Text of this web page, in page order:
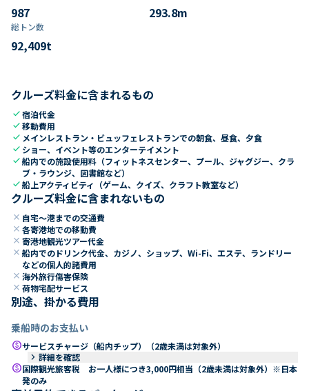
987 293.8m
総トン数​
92,409t
クルーズ料金に含まれるもの
check宿泊代金
check移動費用
check メインレストラン・ビュッフェレストランでの朝食、昼食、夕食
check ショー、イベント等のエンターテイメント
check船内での施設使用料（フィットネスセンター、プール、ジャグジー、クラ
ブ・ラウンジ、図書館など）
check船上アクティビティ（ゲーム、クイズ、クラフト教室など）
クルーズ料金に含まれないもの
close 自宅～港までの交通費
close 各寄港地での移動費
close 寄港地観光ツアー代金
close 船内でのドリンク代金、カジノ、ショップ、Wi-Fi、エステ、ランドリー
などの個人的諸費用
close 海外旅行傷害保険
close 荷物宅配サービス
別途、掛かる費用
乗船時のお支払い
paidサービスチャージ（船内チップ）（2歳未満は対象外）
keyboard_arrow_right 詳細を確認
paid国際観光旅客税 お一人様につき3,000円相当（2歳未満は対象外）※日本
発のみ